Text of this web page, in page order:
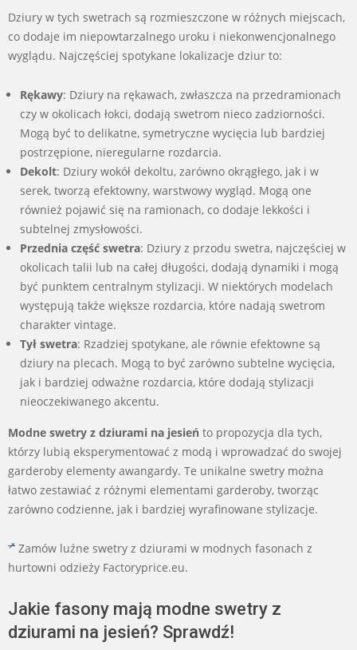
Dziury w tych swetrach są rozmieszczone w różnych miejscach,
co dodaje im niepowtarzalnego uroku i niekonwencjonalnego
wyglądu. Najczęściej spotykane lokalizacje dziur to:
Rękawy: Dziury na rękawach, zwłaszcza na przedramionach
czy w okolicach łokci, dodają swetrom nieco zadziorności.
Mogą być to delikatne, symetryczne wycięcia lub bardziej
postrzępione, nieregularne rozdarcia.
Dekolt: Dziury wokół dekoltu, zarówno okrągłego, jak i w
serek, tworzą efektowny, warstwowy wygląd. Mogą one
również pojawić się na ramionach, co dodaje lekkości i
subtelnej zmysłowości.
Przednia część swetra: Dziury z przodu swetra, najczęściej w
okolicach talii lub na całej długości, dodają dynamiki i mogą
być punktem centralnym stylizacji. W niektórych modelach
występują także większe rozdarcia, które nadają swetrom
charakter vintage.
Tył swetra: Rzadziej spotykane, ale równie efektowne są
dziury na plecach. Mogą to być zarówno subtelne wycięcia,
jak i bardziej odważne rozdarcia, które dodają stylizacji
nieoczekiwanego akcentu.
Modne swetry z dziurami na jesień to propozycja dla tych,
którzy lubią eksperymentować z modą i wprowadzać do swojej
garderoby elementy awangardy. Te unikalne swetry można
łatwo zestawiać z różnymi elementami garderoby, tworząc
zarówno codzienne, jak i bardziej wyrafinowane stylizacje.
Zamów luźne swetry z dziurami w modnych fasonach z
hurtowni odzieży Factoryprice.eu.
Jakie fasony mają modne swetry z
dziurami na jesień? Sprawdź!